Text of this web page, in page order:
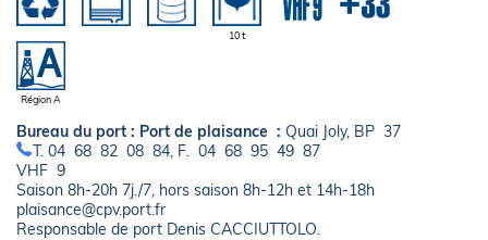
10 t
Région A
Bureau du port : Port de plaisance : Quai Joly, BP 37
T. 04 68 82 08 84, F. 04 68 95 49 87
VHF 9
Saison 8h-20h 7j./7, hors saison 8h-12h et 14h-18h
plaisance@cpv.port.fr
Responsable de port Denis CACCIUTTOLO.